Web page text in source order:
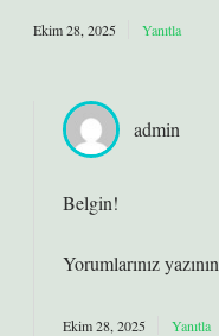
Ekim 28, 2025 Yanıtla
admin
Belgin!
Yorumlarınız yazının
Ekim 28, 2025 Yanıtla